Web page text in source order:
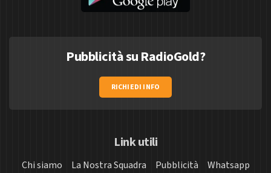
Pubblicità su RadioGold?
RICHIEDI INFO
Link utili
Chi siamo La Nostra Squadra Pubblicità
Whatsapp